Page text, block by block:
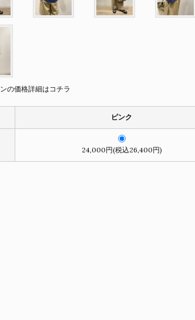
の価格詳細はコチラ
ピンク
24,000円(税込26,400円)